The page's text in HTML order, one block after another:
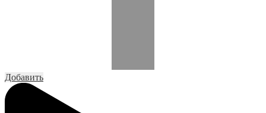
Добавить